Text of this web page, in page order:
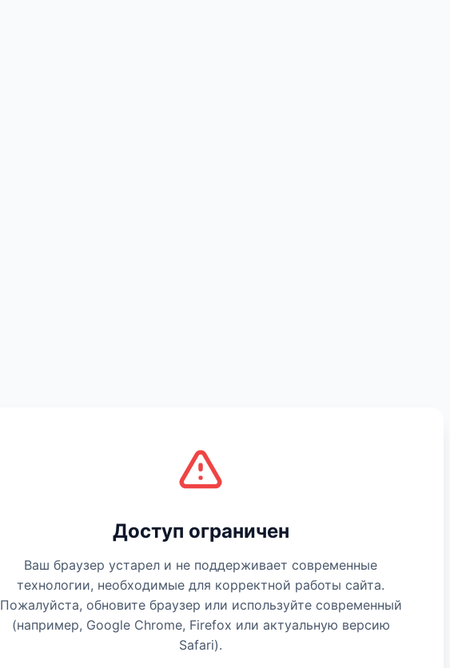
Доступ ограничен
Ваш браузер устарел и не поддерживает современные
технологии, необходимые для корректной работы сайта.
Пожалуйста, обновите браузер или используйте современный
(например, Google Chrome, Firefox или актуальную версию
Safari).